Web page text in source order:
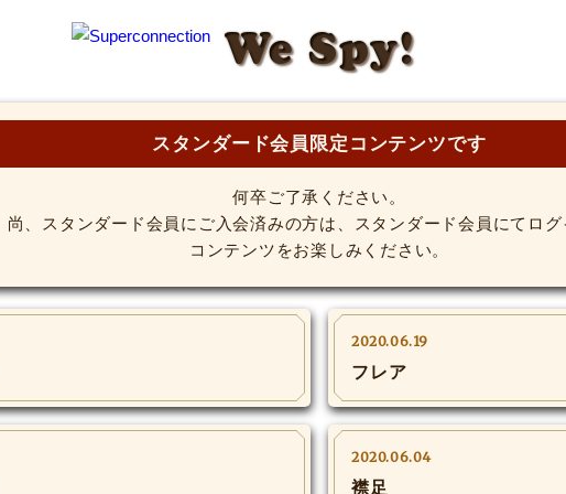
We Spy!
スタンダード会員限定コンテンツです
何卒ご了承ください。
尚、スタンダード会員にご入会済みの方は、スタンダード会員にてロ
コンテンツをお楽しみください。
2020.06.19
フレア
2020.06.04
襟足